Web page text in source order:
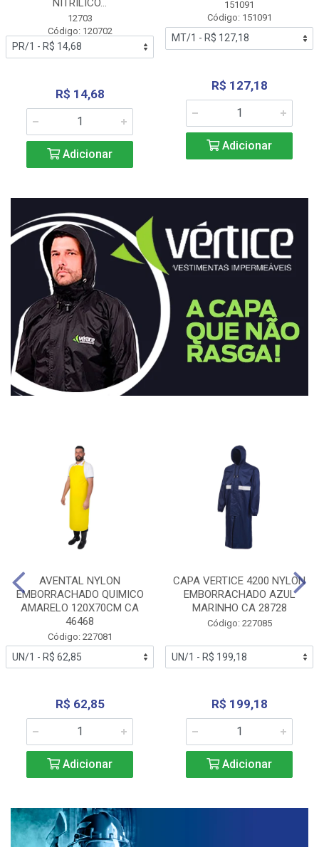
NITRÍLICO...
12703
Código: 120702
R$ 14,68
Adicionar
151091
Código: 151091
R$ 127,18
Adicionar
AVENTAL NYLON
EMBORRACHADO QUIMICO
AMARELO 120X70CM CA
46468
Código: 227081
R$ 62,85
Adicionar
CAPA VERTICE 4200 NYLON
EMBORRACHADO AZUL
MARINHO CA 28728
Código: 227085
R$ 199,18
Adicionar